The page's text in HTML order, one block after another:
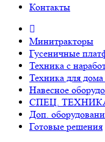
Контакты
Минитракторы
Гусеничные
Техника с
Техника для дома
Навесное
СПЕЦ.
Доп.
Готовые решения